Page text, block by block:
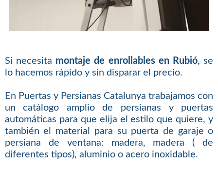
Si necesita montaje de enrollables en Rubió, se
lo hacemos rápido y sin disparar el precio.
En Puertas y Persianas Catalunya trabajamos con
un catálogo amplio de persianas y puertas
automáticas para que elija el estilo que quiere, y
también el material para su puerta de garaje o
persiana de ventana: madera, madera ( de
diferentes tipos), aluminio o acero inoxidable.